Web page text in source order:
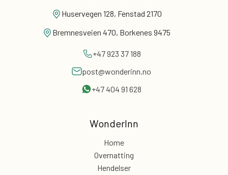
Huservegen 128, Fenstad 2170
Bremnesveien 470, Borkenes 9475
+47 923 37 188
post@wonderinn.no
+47 404 91 628
WonderInn
Home
Overnatting
Hendelser